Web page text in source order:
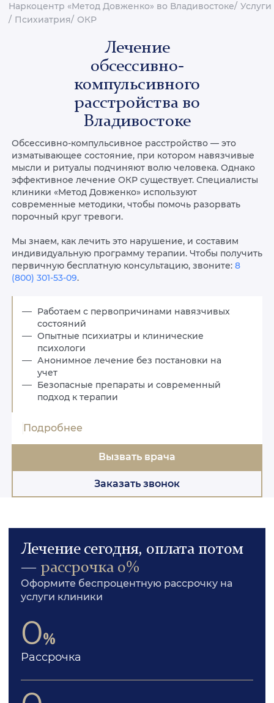
Наркоцентр «Метод Довженко» во Владивостоке
Услуги
Психиатрия
ОКР
Лечение
обсессивно-
компульсивного
расстройства во
Владивостоке
Обсессивно-компульсивное расстройство — это
изматывающее состояние, при котором навязчивые
мысли и ритуалы подчиняют волю человека. Однако
эффективное лечение ОКР существует. Специалисты
клиники «Метод Довженко» используют
современные методики, чтобы помочь разорвать
порочный круг тревоги.
Мы знаем, как лечить это нарушение, и составим
индивидуальную программу терапии. Чтобы получить
первичную бесплатную консультацию, звоните: 8
(800) 301-53-09.
Работаем с первопричинами навязчивых
состояний
Опытные психиатры и клинические
психологи
Анонимное лечение без постановки на
учет
Безопасные препараты и современный
подход к терапии
Подробнее
Вызвать врача
Заказать звонок
Лечение сегодня, оплата потом
— рассрочка 0%
Оформите беспроцентную рассрочку на
услуги клиники
0%
Рассрочка